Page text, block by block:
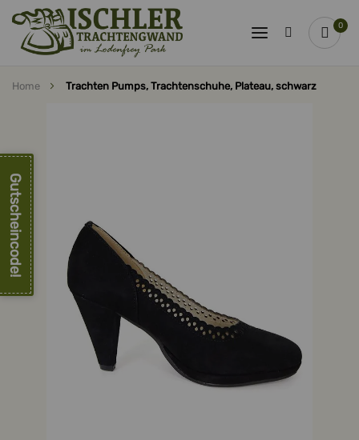
0
Home Trachten Pumps, Trachtenschuhe, Plateau, schwarz
springen
Gutscheincode!